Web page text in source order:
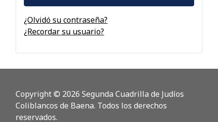
¿Olvidó su contraseña?
¿Recordar su usuario?
Copyright © 2026 Segunda Cuadrilla de Judíos
Coliblancos de Baena. Todos los derechos
reservados.